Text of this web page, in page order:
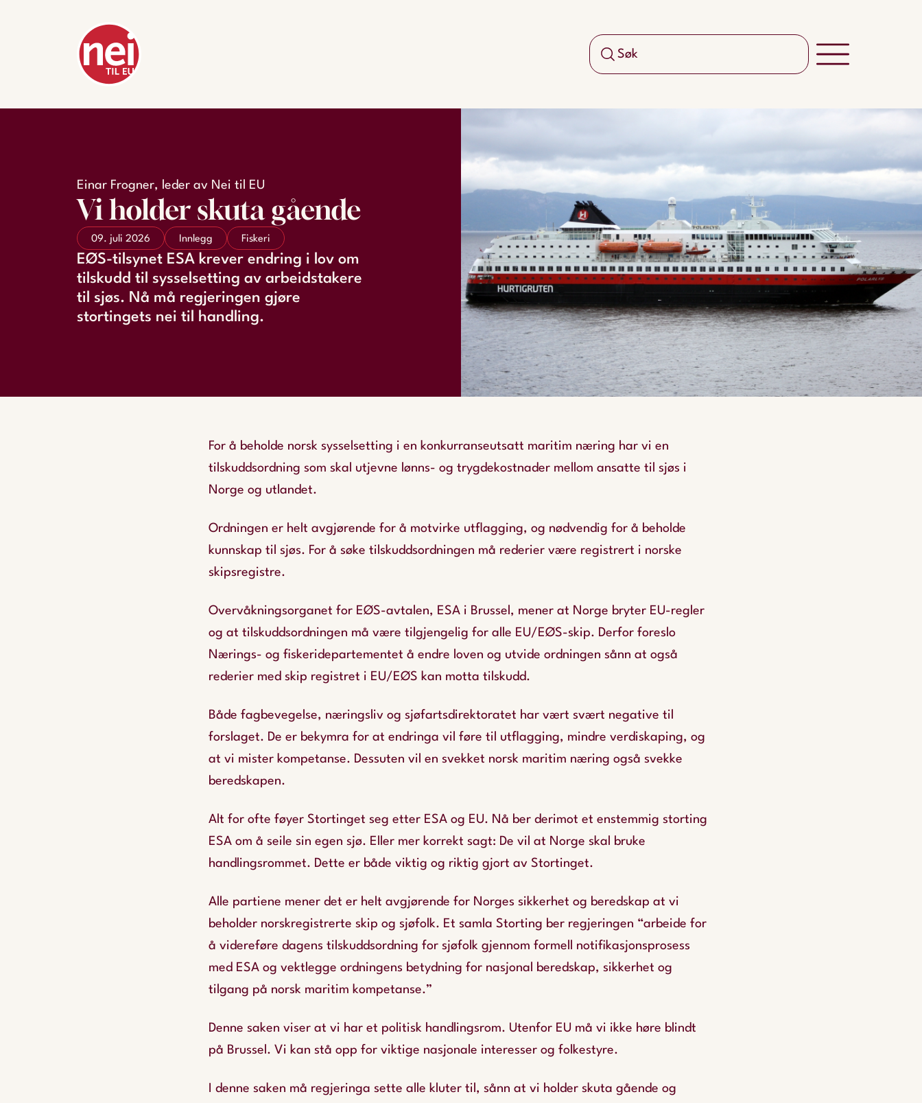
Einar Frogner, leder av Nei til EU
Vi holder skuta gående
09. juli 2026 Innlegg Fiskeri
EØS-tilsynet ESA krever endring i lov om
tilskudd til sysselsetting av arbeidstakere
til sjøs. Nå må regjeringen gjøre
stortingets nei til handling.
For å beholde norsk sysselsetting i en konkurranseutsatt maritim næring har vi en
tilskuddsordning som skal utjevne lønns- og trygdekostnader mellom ansatte til sjøs i
Norge og utlandet.
Ordningen er helt avgjørende for å motvirke utflagging, og nødvendig for å beholde
kunnskap til sjøs. For å søke tilskuddsordningen må rederier være registrert i norske
skipsregistre.
Overvåkningsorganet for EØS-avtalen, ESA i Brussel, mener at Norge bryter EU-regler
og at tilskuddsordningen må være tilgjengelig for alle EU/EØS-skip. Derfor foreslo
Nærings- og fiskeridepartementet å endre loven og utvide ordningen sånn at også
rederier med skip registret i EU/EØS kan motta tilskudd.
Både fagbevegelse, næringsliv og sjøfartsdirektoratet har vært svært negative til
forslaget. De er bekymra for at endringa vil føre til utflagging, mindre verdiskaping, og
at vi mister kompetanse. Dessuten vil en svekket norsk maritim næring også svekke
beredskapen.
Alt for ofte føyer Stortinget seg etter ESA og EU. Nå ber derimot et enstemmig storting
ESA om å seile sin egen sjø. Eller mer korrekt sagt: De vil at Norge skal bruke
handlingsrommet. Dette er både viktig og riktig gjort av Stortinget.
Alle partiene mener det er helt avgjørende for Norges sikkerhet og beredskap at vi
beholder norskregistrerte skip og sjøfolk. Et samla Storting ber regjeringen “arbeide for
å videreføre dagens tilskuddsordning for sjøfolk gjennom formell notifikasjonsprosess
med ESA og vektlegge ordningens betydning for nasjonal beredskap, sikkerhet og
tilgang på norsk maritim kompetanse.”
Denne saken viser at vi har et politisk handlingsrom. Utenfor EU må vi ikke høre blindt
på Brussel. Vi kan stå opp for viktige nasjonale interesser og folkestyre.
I denne saken må regjeringa sette alle kluter til, sånn at vi holder skuta gående og